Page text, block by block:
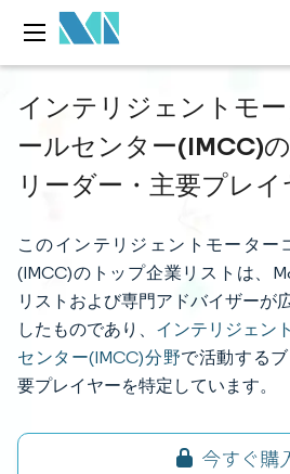
インテリジェントモ
ールセンター(IMCC)
リーダー・主要プレイ
このインテリジェントモーター
(IMCC)のトップ企業リストは、
リストおよび専門アドバイザーが
したものであり、 インテリジェン
センター(IMCC)分野で活動する
要プレイヤーを特定しています。